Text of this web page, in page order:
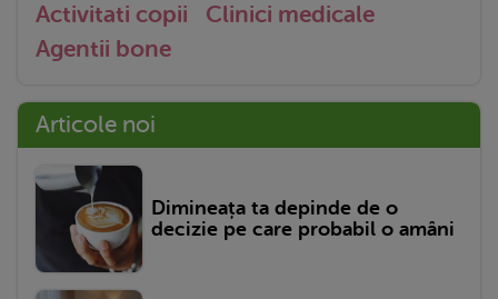
Activitati copii
Clinici medicale
Agentii bone
Articole noi
Dimineața ta depinde de o
decizie pe care probabil o amâni